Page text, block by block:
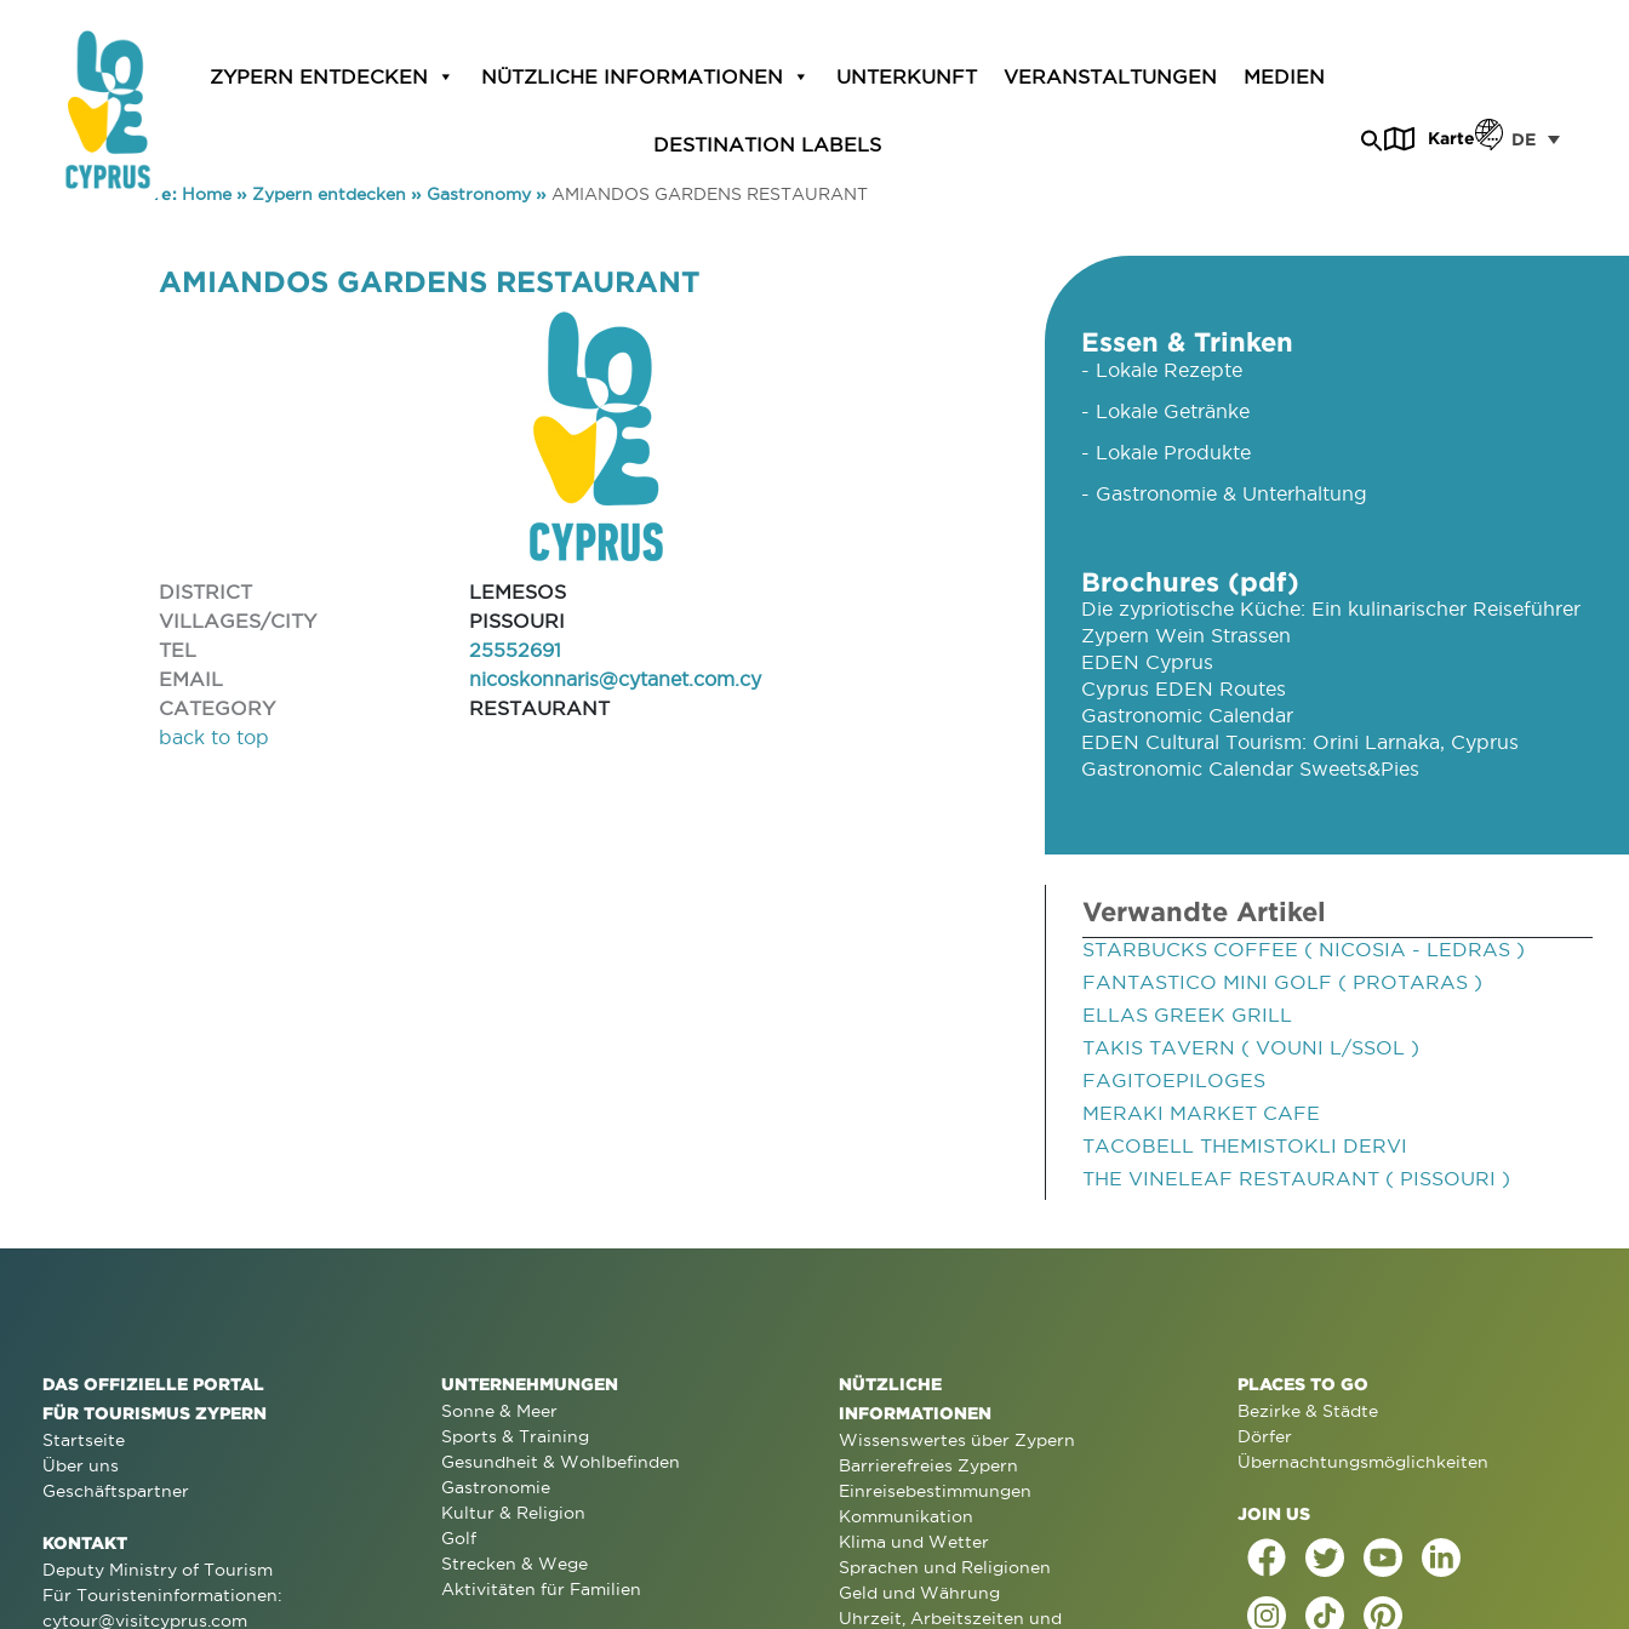
ZYPERN ENTDECKEN NÜTZLICHE INFORMATIONEN UNTERKUNFT VERANSTALTUNGEN MEDIEN
DESTINATION LABELS Karte DE
You are here: Home» Zypern entdecken » Gastronomy» AMIANDOS GARDENS RESTAURANT
AMIANDOS GARDENS RESTAURANT
DISTRICT
LEMESOS
VILLAGES/CITY
PISSOURI
TEL
25552691
EMAIL
nicoskonnaris@cytanet.com.cy
CATEGORY
RESTAURANT
back to top
Essen & Trinken
- Lokale Rezepte
- Lokale Getränke
- Lokale Produkte
- Gastronomie & Unterhaltung
Brochures (pdf)
Die zypriotische Küche: Ein kulinarischer Reiseführer
Zypern Wein Strassen
EDEN Cyprus
Cyprus EDEN Routes
Gastronomic Calendar
EDEN Cultural Tourism: Orini Larnaka, Cyprus
Gastronomic Calendar Sweets&Pies
Verwandte Artikel
STARBUCKS COFFEE ( NICOSIA - LEDRAS )
FANTASTICO MINI GOLF ( PROTARAS )
ELLAS GREEK GRILL
TAKIS TAVERN ( VOUNI L/SSOL )
FAGITOEPILOGES
MERAKI MARKET CAFE
TACOBELL THEMISTOKLI DERVI
THE VINELEAF RESTAURANT ( PISSOURI )
DAS OFFIZIELLE PORTAL
FÜR TOURISMUS ZYPERN
Startseite
Über uns
Geschäftspartner
KONTAKT
Deputy Ministry of Tourism
Für Touristeninformationen:
cytour@visitcyprus.com
UNTERNEHMUNGEN
Sonne & Meer
Sports & Training
Gesundheit & Wohlbefinden
Gastronomie
Kultur & Religion
Golf
Strecken & Wege
Aktivitäten für Familien
NÜTZLICHE
INFORMATIONEN
Wissenswertes über Zypern
Barrierefreies Zypern
Einreisebestimmungen
Kommunikation
Klima und Wetter
Sprachen und Religionen
Geld und Währung
Uhrzeit, Arbeitszeiten und
PLACES TO GO
Bezirke & Städte
Dörfer
Übernachtungsmöglichkeiten
JOIN US